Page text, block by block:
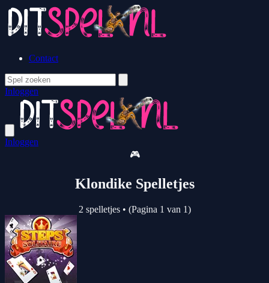
Contact
Inloggen
Inloggen
🎮
Klondike Spelletjes
2 spelletjes • (Pagina 1 van 1)